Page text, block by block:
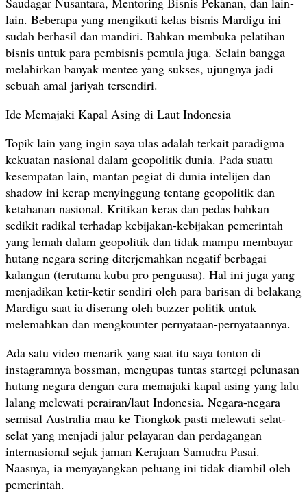
lain. Beberapa yang mengikuti kelas bisnis Mardigu ini
sudah berhasil dan mandiri. Bahkan membuka pelatihan
bisnis untuk para pembisnis pemula juga. Selain bangga
melahirkan banyak mentee yang sukses, ujungnya jadi
sebuah amal jariyah tersendiri.
Ide Memajaki Kapal Asing di Laut Indonesia
Topik lain yang ingin saya ulas adalah terkait paradigma
kekuatan nasional dalam geopolitik dunia. Pada suatu
kesempatan lain, mantan pegiat di dunia intelijen dan
shadow ini kerap menyinggung tentang geopolitik dan
ketahanan nasional. Kritikan keras dan pedas bahkan
sedikit radikal terhadap kebijakan-kebijakan pemerintah
yang lemah dalam geopolitik dan tidak mampu membayar
hutang negara sering diterjemahkan negatif berbagai
kalangan (terutama kubu pro penguasa). Hal ini juga yang
menjadikan ketir-ketir sendiri oleh para barisan di belakang
Mardigu saat ia diserang oleh buzzer politik untuk
melemahkan dan mengkounter pernyataan-pernyataannya.
Ada satu video menarik yang saat itu saya tonton di
instagramnya bossman, mengupas tuntas startegi pelunasan
hutang negara dengan cara memajaki kapal asing yang lalu
lalang melewati perairan/laut Indonesia. Negara-negara
semisal Australia mau ke Tiongkok pasti melewati selat-
selat yang menjadi jalur pelayaran dan perdagangan
internasional sejak jaman Kerajaan Samudra Pasai.
Naasnya, ia menyayangkan peluang ini tidak diambil oleh
pemerintah.